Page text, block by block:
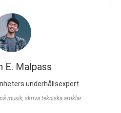
E. Malpass
underhållsexpert
musik, skriva tekniska artiklar